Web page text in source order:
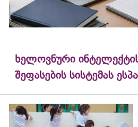
ხელოვნური
შეფასების სისტემას